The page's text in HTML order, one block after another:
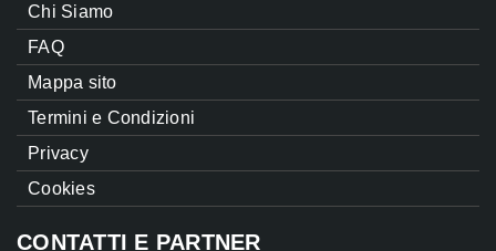
Chi Siamo
FAQ
Mappa sito
Termini e Condizioni
Privacy
Cookies
CONTATTI E PARTNER